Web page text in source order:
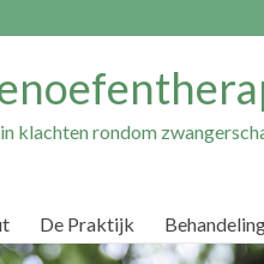
klachten rondom
De Praktijk